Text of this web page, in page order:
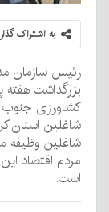
به اشتراک
رئیس سازمان
بزرگداشت
کشاورزی جنوب
شاغلین استان
شاغلین وظیفه
مردم اقتصاد
است.